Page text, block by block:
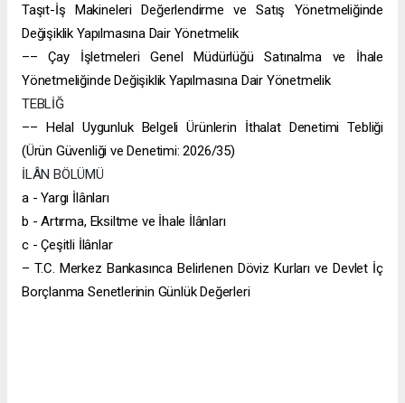
Taşıt-İş Makineleri Değerlendirme ve Satış Yönetmeliğinde
Değişiklik Yapılmasına Dair Yönetmelik
–– Çay İşletmeleri Genel Müdürlüğü Satınalma ve İhale
Yönetmeliğinde Değişiklik Yapılmasına Dair Yönetmelik
TEBLİĞ
–– Helal Uygunluk Belgeli Ürünlerin İthalat Denetimi Tebliği
(Ürün Güvenliği ve Denetimi: 2026/35)
İLÂN BÖLÜMÜ
a - Yargı İlânları
b - Artırma, Eksiltme ve İhale İlânları
c - Çeşitli İlânlar
– T.C. Merkez Bankasınca Belirlenen Döviz Kurları ve Devlet İç
Borçlanma Senetlerinin Günlük Değerleri